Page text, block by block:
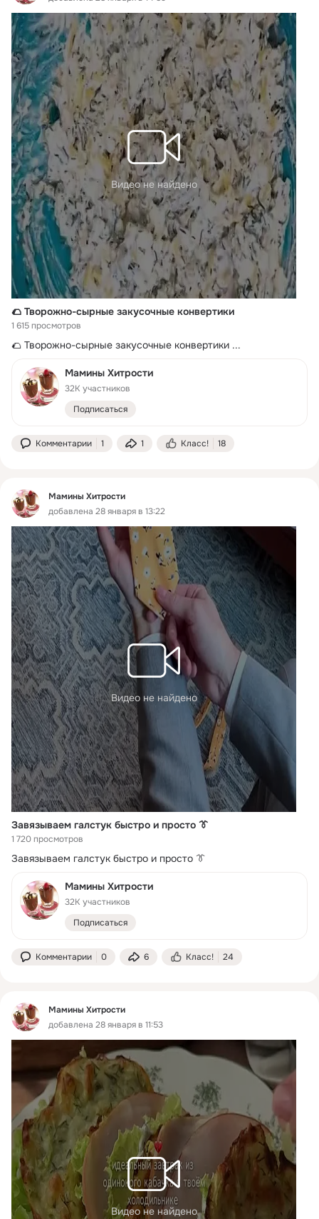
Видео не найдено
🌮 Творожно-сырные закусочные конвертики
1 615 просмотров
🌮 Творожно-сырные закусочные конвертики ...
Мамины Хитрости
32K участников
Подписаться
Комментарии 1 1 Класс! 18
Мамины Хитрости
добавлена 28 января в 13:22
Видео не найдено
Завязываем галстук быстро и просто 👔
1 720 просмотров
Завязываем галстук быстро и просто 👔
Мамины Хитрости
32K участников
Подписаться
Комментарии 0 6 Класс! 24
Мамины Хитрости
добавлена 28 января в 11:53
Видео не найдено